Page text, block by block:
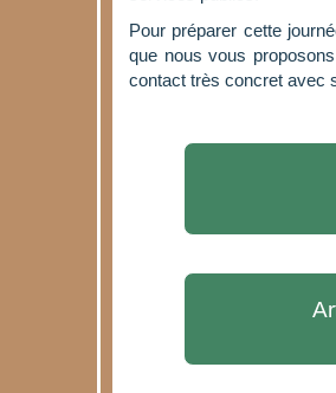
Pour préparer cette
que nous vous
contact très concret avec